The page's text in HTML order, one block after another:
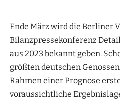
Ende März wird die Berliner
Bilanzpressekonferenz
aus 2023 bekannt geben.
größten deutschen
Rahmen einer Prognose
voraussichtliche